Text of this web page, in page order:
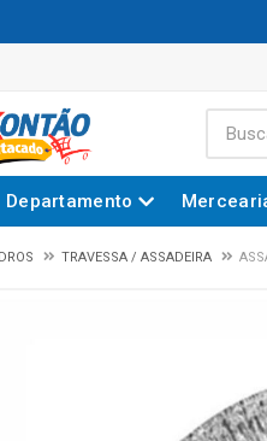
TRAVESSA / ASSADEIRA